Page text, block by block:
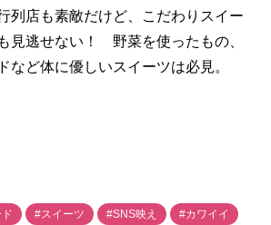
列店も素敵だけど、こだわりスイー
見逃せない！ 野菜を使ったもの、
など体に優しいスイーツは必見。
#スイーツ #SNS映え #カワイイ